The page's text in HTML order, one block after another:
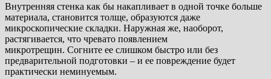
Внутренняя стенка как бы накапливает в одной точке больше
материала, становится толще, образуются даже
микроскопические складки. Наружная же, наоборот,
растягивается, что чревато появлением
микротрещин. Согните ее слишком быстро или без
предварительной подготовки – и ее повреждение будет
практически неминуемым.